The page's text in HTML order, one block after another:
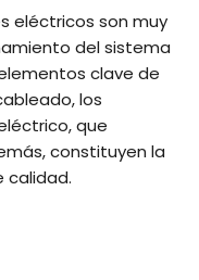
eléctricos son muy
del sistema
clave de
los
que
constituyen la
calidad.